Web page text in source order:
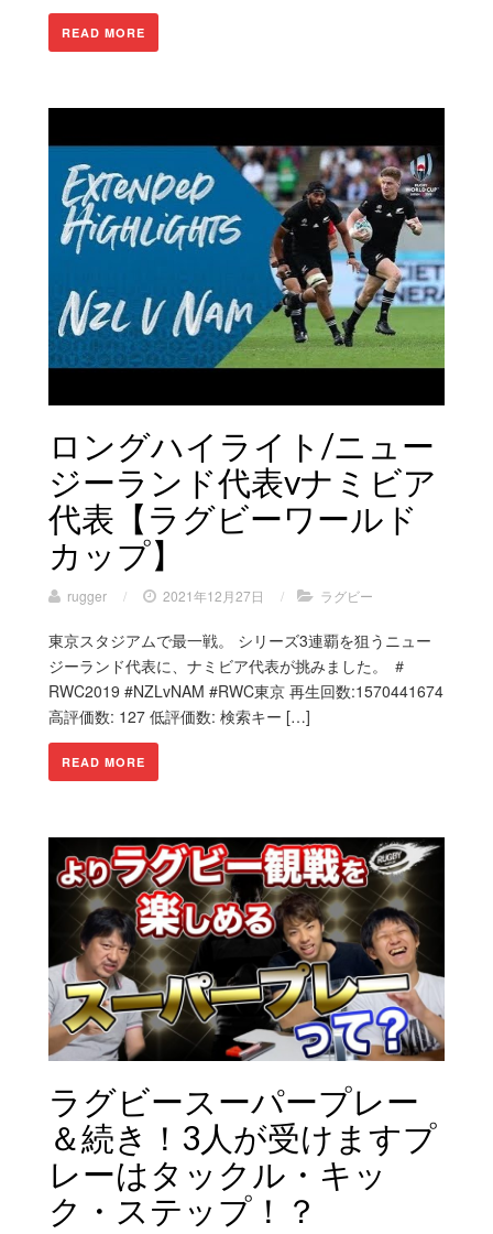
READ MORE
ロングハイライト/ニュー
ジーランド代表vナミビア
代表【ラグビーワールド
カップ】
rugger / 2021年12月27日 / ラグビー
東京スタジアムで最一戦。 シリーズ3連覇を狙うニュー
ジーランド代表に、ナミビア代表が挑みました。 ＃
RWC2019 #NZLvNAM #RWC東京 再生回数:1570441674
高評価数: 127 低評価数: 検索キー […]
READ MORE
ラグビースーパープレー
＆続き！3人が受けますプ
レーはタックル・キッ
ク・ステップ！？